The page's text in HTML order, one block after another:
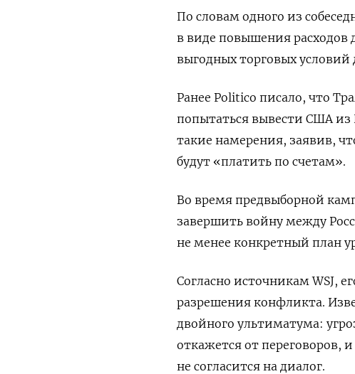
По словам одного из
в виде повышения расходов
выгодных торговых
Ранее Politico писало, что
попытаться вывести США из
такие намерения, заявив,
будут «платить по счетам».
Во время предвыборной
завершить войну между
не менее конкретный план
Согласно источникам WSJ,
разрешения конфликта.
двойного ультиматума:
откажется от переговоров,
не согласится на диалог.